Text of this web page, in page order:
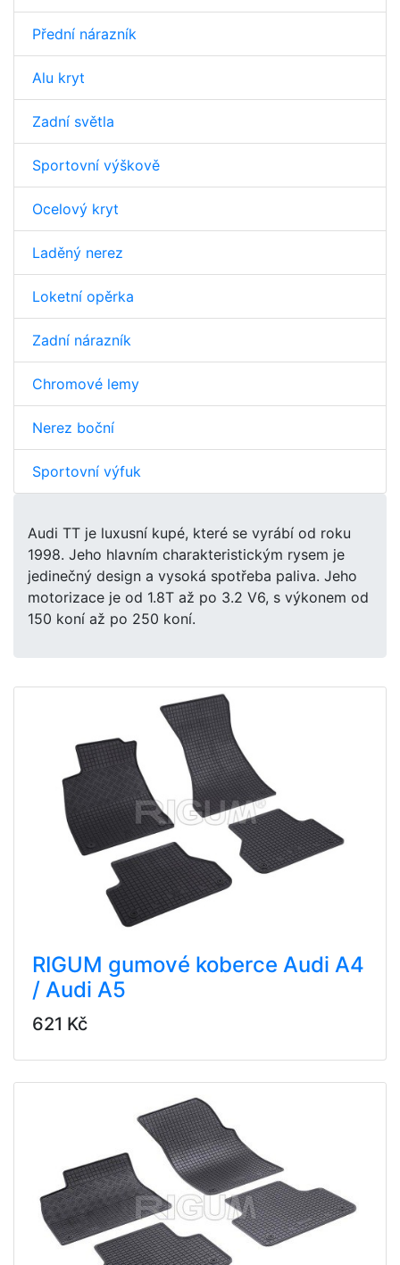
Přední nárazník
Alu kryt
Zadní světla
Sportovní výškově
Ocelový kryt
Laděný nerez
Loketní opěrka
Zadní nárazník
Chromové lemy
Nerez boční
Sportovní výfuk
Audi TT je luxusní kupé, které se vyrábí od roku
1998. Jeho hlavním charakteristickým rysem je
jedinečný design a vysoká spotřeba paliva. Jeho
motorizace je od 1.8T až po 3.2 V6, s výkonem od
150 koní až po 250 koní.
RIGUM gumové koberce Audi A4
/ Audi A5
621 Kč